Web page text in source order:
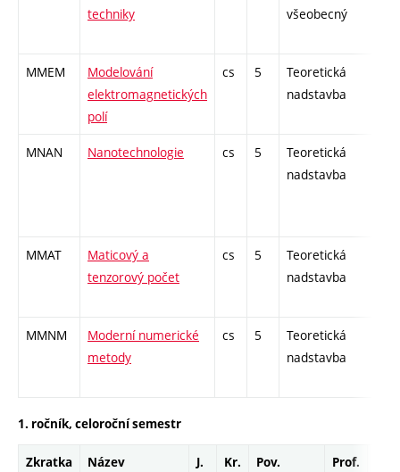
techniky všeobecný
MMEM
Modelování
elektromagnetických
polí
cs 5
Teoretická
nadstavba
MNAN Nanotechnologie cs 5
Teoretická
nadstavba
MMAT
Maticový a
tenzorový počet
cs 5
Teoretická
nadstavba
MMNM
Moderní numerické
metody
cs 5
Teoretická
nadstavba
1. ročník, celoroční semestr
Zkratka Název J. Kr. Pov. Prof.